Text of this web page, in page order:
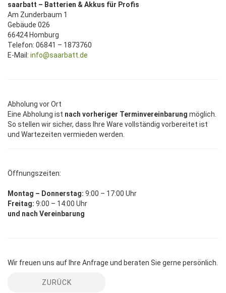
saarbatt – Batterien & Akkus für Profis
Am Zunderbaum 1
Gebäude 026
66424 Homburg
Telefon: 06841 – 1873760
E-Mail: info@saarbatt.de
Abholung vor Ort
Eine Abholung ist nach vorheriger Terminvereinbarung möglich.
So stellen wir sicher, dass Ihre Ware vollständig vorbereitet ist
und Wartezeiten vermieden werden.
Öffnungszeiten:
Montag – Donnerstag: 9:00 – 17:00 Uhr
Freitag: 9:00 – 14:00 Uhr
und nach Vereinbarung
Wir freuen uns auf Ihre Anfrage und beraten Sie gerne persönlich.
ZURÜCK